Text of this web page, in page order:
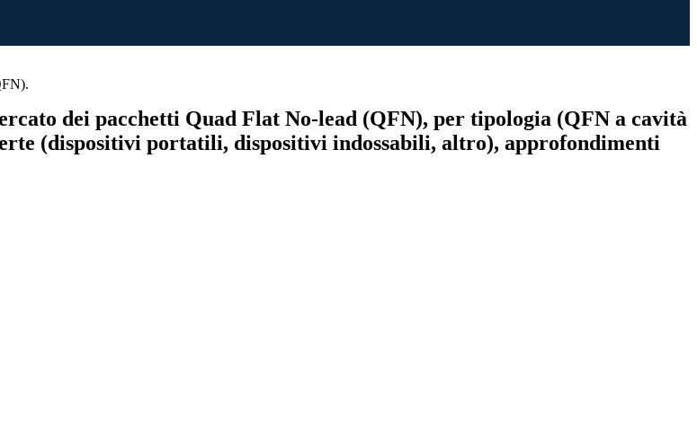
dei pacchetti Quad Flat No-lead (QFN), per tipologia (QFN a cavità
(dispositivi portatili, dispositivi indossabili, altro), approfondimenti